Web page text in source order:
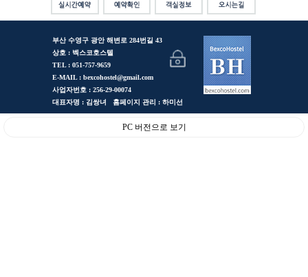
부산 수영구 광안 해변로 284번길 43
상호 : 벡스코호스텔
TEL : 051-757-9659
E-MAIL : bexcohostel@gmail.com
사업자번호 : 256-29-00074
대표자명 : 김쌍녀 홈페이지 관리 : 하미선
PC 버전으로 보기